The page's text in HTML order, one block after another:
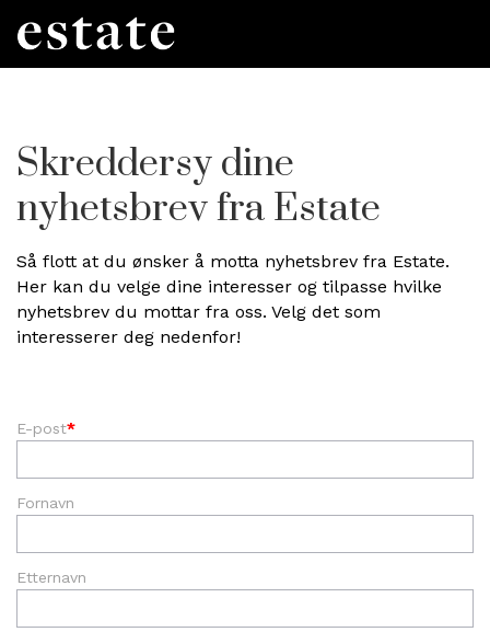
Skreddersy dine
nyhetsbrev fra Estate
Så flott at du ønsker å motta nyhetsbrev fra Estate.
Her kan du velge dine interesser og tilpasse hvilke
nyhetsbrev du mottar fra oss. Velg det som
interesserer deg nedenfor!
E-post*
Fornavn
Etternavn